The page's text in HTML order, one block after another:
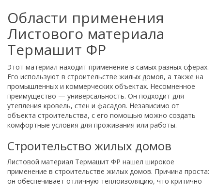
Области применения
Листового материала
Термашит ФР
Этот материал находит применение в самых разных сферах.
Его используют в строительстве жилых домов, а также на
промышленных и коммерческих объектах. Несомненное
преимущество — универсальность. Он подходит для
утепления кровель, стен и фасадов. Независимо от
объекта строительства, с его помощью можно создать
комфортные условия для проживания или работы.
Строительство жилых домов
Листовой материал Термашит ФР нашел широкое
применение в строительстве жилых домов. Причина проста:
он обеспечивает отличную теплоизоляцию, что критично